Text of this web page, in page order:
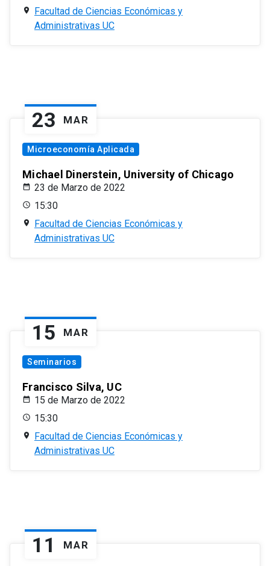
Facultad de Ciencias Económicas y
Administrativas UC
23 MAR
Microeconomía Aplicada
Michael Dinerstein, University of Chicago
23 de Marzo de 2022
15:30
Facultad de Ciencias Económicas y
Administrativas UC
15 MAR
Seminarios
Francisco Silva, UC
15 de Marzo de 2022
15:30
Facultad de Ciencias Económicas y
Administrativas UC
11 MAR